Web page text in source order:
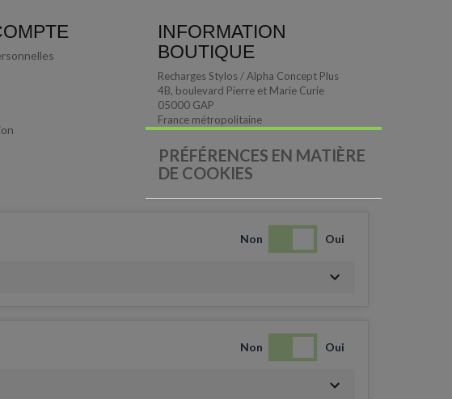
INFORMATION
BOUTIQUE
Recharges Stylos / Alpha Concept Plus
4B, boulevard Pierre et Marie Curie
05000 GAP
France métropolitaine
PRÉFÉRENCES EN MATIÈRE
DE COOKIES
Non Oui
Non Oui